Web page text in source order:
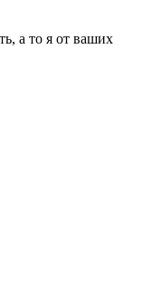
а то я от ваших